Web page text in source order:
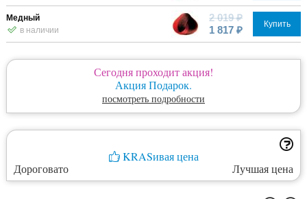
Медный
в наличии
2 019 ₽
1 817 ₽
Купить
Сегодня проходит акция!
Акция Подарок.
посмотреть подробности
KRASивая цена
Дороговато
Лучшая цена